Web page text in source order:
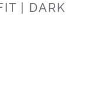
| DARK